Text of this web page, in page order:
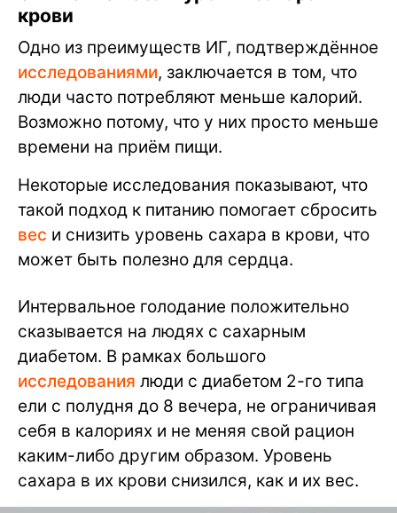
крови
Одно из преимуществ ИГ, подтверждённое
исследованиями, заключается в том, что
люди часто потребляют меньше калорий.
Возможно потому, что у них просто меньше
времени на приём пищи.
Некоторые исследования показывают, что
такой подход к питанию помогает сбросить
вес и снизить уровень сахара в крови, что
может быть полезно для сердца.
Интервальное голодание положительно
сказывается на людях с сахарным
диабетом. В рамках большого
исследования люди с диабетом 2-го типа
ели с полудня до 8 вечера, не ограничивая
себя в калориях и не меняя свой рацион
каким-либо другим образом. Уровень
сахара в их крови снизился, как и их вес.